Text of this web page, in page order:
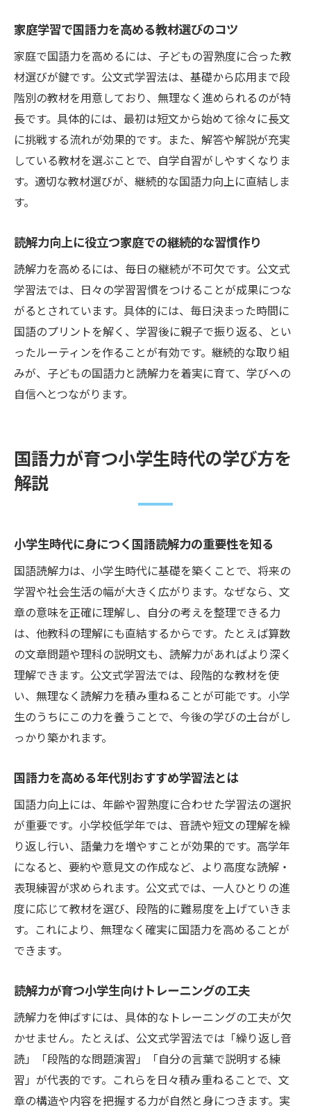
家庭学習で国語力を高める教材選びのコツ
家庭で国語力を高めるには、子どもの習熟度に合った教
材選びが鍵です。公文式学習法は、基礎から応用まで段
階別の教材を用意しており、無理なく進められるのが特
長です。具体的には、最初は短文から始めて徐々に長文
に挑戦する流れが効果的です。また、解答や解説が充実
している教材を選ぶことで、自学自習がしやすくなりま
す。適切な教材選びが、継続的な国語力向上に直結しま
す。
読解力向上に役立つ家庭での継続的な習慣作り
読解力を高めるには、毎日の継続が不可欠です。公文式
学習法では、日々の学習習慣をつけることが成果につな
がるとされています。具体的には、毎日決まった時間に
国語のプリントを解く、学習後に親子で振り返る、とい
ったルーティンを作ることが有効です。継続的な取り組
みが、子どもの国語力と読解力を着実に育て、学びへの
自信へとつながります。
国語力が育つ小学生時代の学び方を
解説
小学生時代に身につく国語読解力の重要性を知る
国語読解力は、小学生時代に基礎を築くことで、将来の
学習や社会生活の幅が大きく広がります。なぜなら、文
章の意味を正確に理解し、自分の考えを整理できる力
は、他教科の理解にも直結するからです。たとえば算数
の文章問題や理科の説明文も、読解力があればより深く
理解できます。公文式学習法では、段階的な教材を使
い、無理なく読解力を積み重ねることが可能です。小学
生のうちにこの力を養うことで、今後の学びの土台がし
っかり築かれます。
国語力を高める年代別おすすめ学習法とは
国語力向上には、年齢や習熟度に合わせた学習法の選択
が重要です。小学校低学年では、音読や短文の理解を繰
り返し行い、語彙力を増やすことが効果的です。高学年
になると、要約や意見文の作成など、より高度な読解・
表現練習が求められます。公文式では、一人ひとりの進
度に応じて教材を選び、段階的に難易度を上げていきま
す。これにより、無理なく確実に国語力を高めることが
できます。
読解力が育つ小学生向けトレーニングの工夫
読解力を伸ばすには、具体的なトレーニングの工夫が欠
かせません。たとえば、公文式学習法では「繰り返し音
読」「段階的な問題演習」「自分の言葉で説明する練
習」が代表的です。これらを日々積み重ねることで、文
章の構造や内容を把握する力が自然と身につきます。実